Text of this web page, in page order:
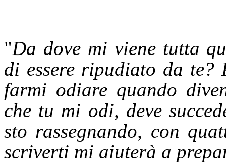
"Da dove mi viene tutta
di essere ripudiato da te?
farmi odiare quando
che tu mi odi, deve
sto rassegnando, con
scriverti mi aiuterà a